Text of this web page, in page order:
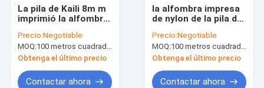
La pila de Kaili 8m m
imprimió la alfombra
para la sala de estar
Precio:Negotiable
MOQ:100 metros cuadrados por diseño
Obtenga el último precio
Contactar ahora
la alfombra impresa
de nylon de la pila de
alfombra nórdica del
estilo con el forro de
la acción
Precio:Negotiable
MOQ:100 metros cuadrados por diseño
Obtenga el último precio
Contactar ahora